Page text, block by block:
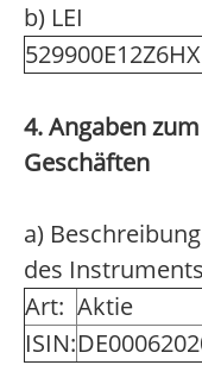
b) LEI
4. Angaben
Geschäften
a)
des
Art: Aktie
ISIN: